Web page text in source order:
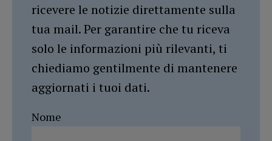
ricevere le notizie direttamente sulla
tua mail. Per garantire che tu riceva
solo le informazioni più rilevanti, ti
chiediamo gentilmente di mantenere
aggiornati i tuoi dati.
Nome